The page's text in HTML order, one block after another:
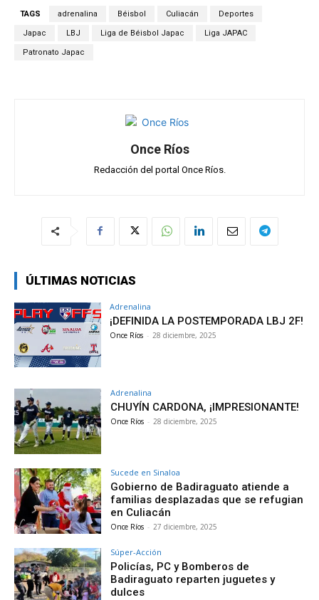
A
p
b
o
o
gr
a
p
ar
TAGS adrenalina Béisbol Culiacán Deportes
Japac LBJ Liga de Béisbol Japac Liga JAPAC
Patronato Japac
Once Ríos
Redacción del portal Once Ríos.
ÚLTIMAS NOTICIAS
Adrenalina
¡DEFINIDA LA POSTEMPORADA LBJ 2F!
Once Ríos - 28 diciembre, 2025
Adrenalina
CHUYÍN CARDONA, ¡IMPRESIONANTE!
Once Ríos - 28 diciembre, 2025
Sucede en Sinaloa
Gobierno de Badiraguato atiende a
familias desplazadas que se refugian
en Culiacán
Once Ríos - 27 diciembre, 2025
Súper-Acción
Policías, PC y Bomberos de
Badiraguato reparten juguetes y
dulces